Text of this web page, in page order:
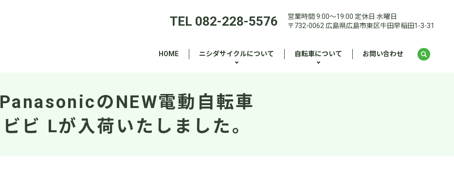
TEL 082-228-5576
営業時間 9:00～19:00 定休日 水曜日
〒732-0062 広島県広島市東区牛田早稲田1-3-31
HOME ニシダサイクルについて 自転車について お問い合わせ
PanasonicのNEW電動自転車
ビビ Lが入荷いたしました。